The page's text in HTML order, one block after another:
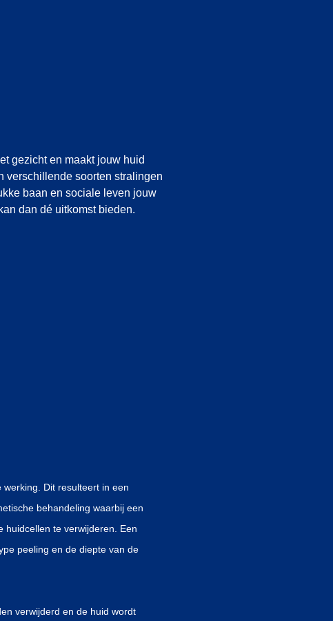
gezicht en maakt jouw huid
verschillende soorten stralingen
baan en sociale leven jouw
dan dé uitkomst bieden.
Dit resulteert in een
behandeling waarbij een
huidcellen te verwijderen. Een
peeling en de diepte van de
verwijderd en de huid wordt